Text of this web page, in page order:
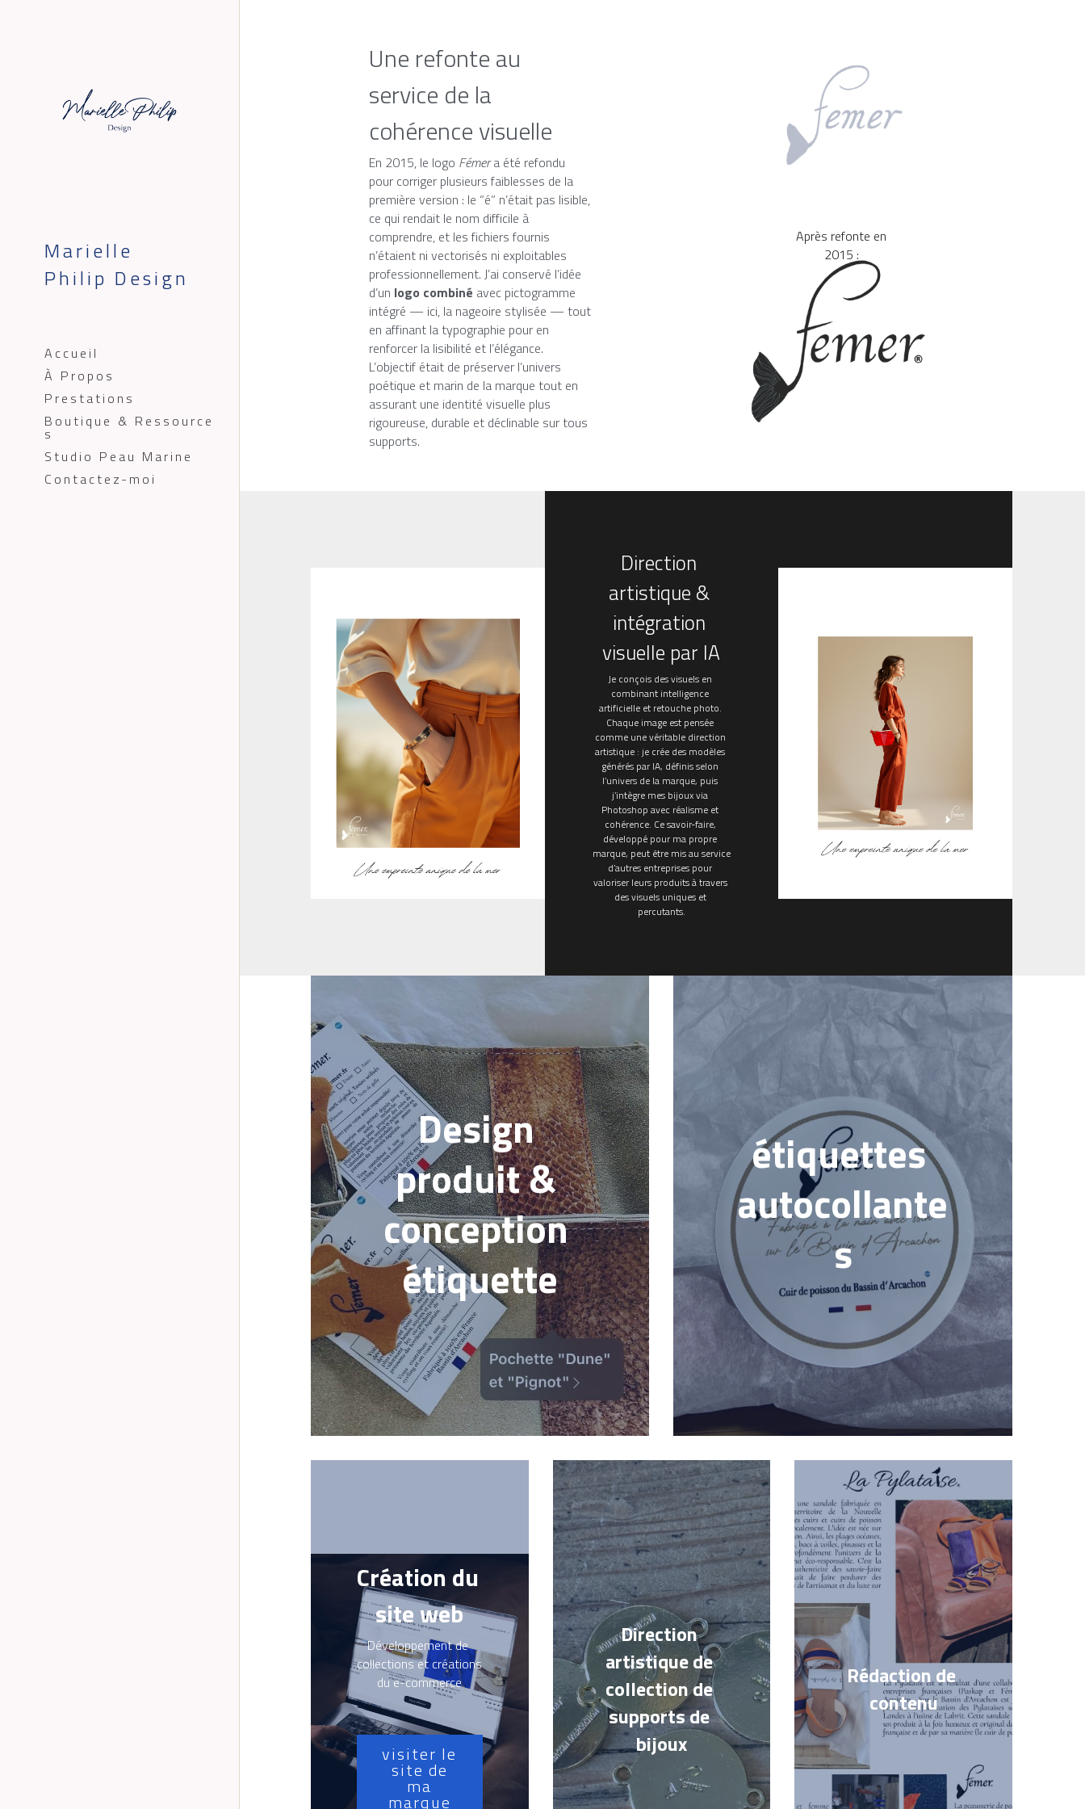
Marielle
Philip Design
Accueil
À Propos
Prestations
Boutique & Ressource
s
Studio Peau Marine
Contactez-moi
Une refonte au
service de la
cohérence visuelle
En 2015, le logo Fémer a été refondu
pour corriger plusieurs faiblesses de la
première version : le “é” n’était pas lisible,
ce qui rendait le nom difficile à
comprendre, et les fichiers fournis
n’étaient ni vectorisés ni exploitables
professionnellement. J’ai conservé l’idée
d’un logo combiné avec pictogramme
intégré — ici, la nageoire stylisée — tout
en affinant la typographie pour en
renforcer la lisibilité et l’élégance.
L’objectif était de préserver l’univers
poétique et marin de la marque tout en
assurant une identité visuelle plus
rigoureuse, durable et déclinable sur tous
supports.
Après refonte en
2015 :
Direction
artistique &
intégration
visuelle par IA
Je conçois des visuels en
combinant intelligence
artificielle et retouche photo.
Chaque image est pensée
comme une véritable direction
artistique : je crée des modèles
générés par IA, définis selon
l’univers de la marque, puis
j’intègre mes bijoux via
Photoshop avec réalisme et
cohérence. Ce savoir-faire,
développé pour ma propre
marque, peut être mis au service
d’autres entreprises pour
valoriser leurs produits à travers
des visuels uniques et
percutants.
Design
produit &
conception
étiquette
étiquettes
autocollante
s
Création du
site web
Développement de
collections et créations
du e-commerce
visiter le
site de
ma
marque
Direction
artistique de
collection de
supports de
bijoux
Rédaction de
contenu